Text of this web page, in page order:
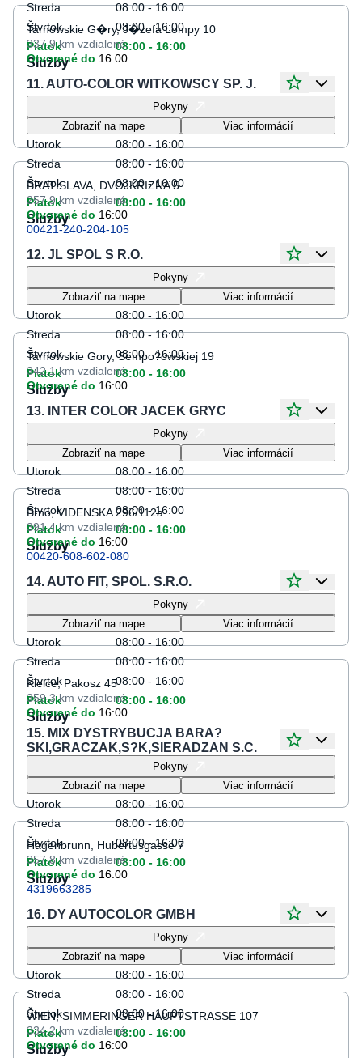
Streda
08:00 - 16:00
Štvrtok
08:00 - 16:00
Piatok
08:00 - 16:00
Služby
Tarnowskie G�ry, J�zefa Lompy 10
337.9 km vzdialené
Otvorené do 16:00
11. AUTO-COLOR WITKOWSCY SP. J.
Pondelok
08:00 - 16:00
Utorok
08:00 - 16:00
Streda
08:00 - 16:00
Štvrtok
08:00 - 16:00
Piatok
08:00 - 16:00
Služby
Pokyny
Zobraziť na mape
Viac informácií
BRATISLAVA, DVOJKRIZNA 5
257.9 km vzdialené
Otvorené do 16:00
00421-240-204-105
12. JL SPOL S R.O.
Pondelok
08:00 - 16:00
Utorok
08:00 - 16:00
Streda
08:00 - 16:00
Štvrtok
08:00 - 16:00
Piatok
08:00 - 16:00
Služby
Pokyny
Zobraziť na mape
Viac informácií
Tarnowskie Gory, Sempo?owskiej 19
342.1 km vzdialené
Otvorené do 16:00
13. INTER COLOR JACEK GRYC
Pondelok
08:00 - 16:00
Utorok
08:00 - 16:00
Streda
08:00 - 16:00
Štvrtok
08:00 - 16:00
Piatok
08:00 - 16:00
Služby
Pokyny
Zobraziť na mape
Viac informácií
Brno, VIDENSKA 296/112a
391.4 km vzdialené
Otvorené do 16:00
00420-608-602-080
14. AUTO FIT, SPOL. S.R.O.
Pondelok
08:00 - 16:00
Utorok
08:00 - 16:00
Streda
08:00 - 16:00
Štvrtok
08:00 - 16:00
Piatok
08:00 - 16:00
Služby
Pokyny
Zobraziť na mape
Viac informácií
Kielce, Pakosz 45
359.3 km vzdialené
Otvorené do 16:00
15. MIX DYSTRYBUCJA BARA?
SKI,GRACZAK,S?K,SIERADZAN S.C.
Pondelok
08:00 - 16:00
Utorok
08:00 - 16:00
Streda
08:00 - 16:00
Štvrtok
08:00 - 16:00
Piatok
08:00 - 16:00
Služby
Pokyny
Zobraziť na mape
Viac informácií
Hagenbrunn, Hubertusgasse 7
357.8 km vzdialené
Otvorené do 16:00
4319663285
16. DY AUTOCOLOR GMBH_
Pondelok
08:00 - 16:00
Utorok
08:00 - 16:00
Streda
08:00 - 16:00
Štvrtok
08:00 - 16:00
Piatok
08:00 - 16:00
Služby
Pokyny
Zobraziť na mape
Viac informácií
WIEN, SIMMERINGER HAUPTSTRASSE 107
334.2 km vzdialené
Otvorené do 16:00